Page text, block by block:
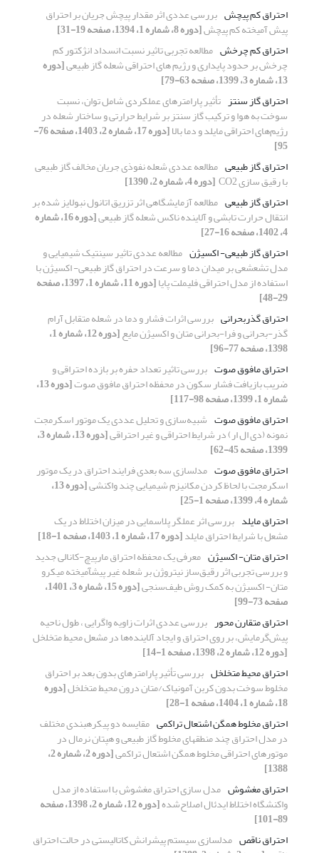
احتراق کم ­پیچش بررسی عددی اثر مقدار پیچش جریان بر احتراق
پیش ­آمیخته کم ­پیچش[دوره 8، شماره 1، 1394، صفحه 19-31]
احتراق کم چرخش مطالعه تجربی تاثیر نسبت انسداد انژکتور کم
چرخش بر حدود پایداری و رژیم های احتراقی شعله گاز طبیعی[دوره
13، شماره 3، 1399، صفحه 63-79]
احتراق گاز سنتز تأثیر پارامترهای عملکردی شامل توان، نسبت
سوخت به هوا و ترکیب گاز سنتز بر شرایط حرارتی و ساختار شعله در
رژیم‌های احتراقی مایلد و دما بالا [دوره 17، شماره 2، 1403، صفحه 76-
95]
احتراق گاز طبیعی مطالعه­ عددی شعله­ نفوذی جریان مخالف گاز طبیعی
با رقیق­­ سازی CO2
[دوره 4، شماره 2، 1390]
احتراق گاز طبیعی مطالعه آزمایشگاهی اثر تزریق اتانول نبولایز شده بر
انتقال حرارت تابشی و آلاینده ناکس شعله گاز طبیعی [دوره 16، شماره
4، 1402، صفحه 16-27]
احتراق گاز طبیعی- اکسیژن مطالعه عددی تاثیر سینتیک شیمیایی و
مدل تشعشعی بر میدان دما و سرعت در احتراق گاز طبیعی- اکسیژن با
استفاده از مدل احتراقی فلیملت پایا [دوره 11، شماره 1، 1397، صفحه
29-48]
احتراق گذربحرانی بررسی اثرات فشار و دما در شعله متقابل آرام
گذر-بحرانی و فرا-بحرانی متان و اکسیژن مایع [دوره 12، شماره 1،
1398، صفحه 77-96]
احتراق مافوق صوت بررسی تاثیر تعداد حفره بر بازده احتراقی و
ضریب بازیافت فشار سکون در محفظه احتراق مافوق صوت [دوره 13،
شماره 1، 1399، صفحه 98-117]
احتراق مافوق صوت شبیه‌سازی و تحلیل عددی یک موتور اسکرمجت
نمونه (دی ال ار) در شرایط احتراقی و غیر احتراقی [دوره 13، شماره 3،
1399، صفحه 45-62]
احتراق مافوق صوت مدلسازی سه بعدی فرایند احتراق در یک موتور
اسکرمجت با لحاظ کردن مکانیزم شیمیایی چند واکنشی [دوره 13،
شماره 4، 1399، صفحه 1-25]
احتراق مایلد بررسی اثر عملگر پلاسمایی در میزان اختلاط در یک
مشعل با شرایط احتراق مایلد[دوره 17، شماره 1، 1403، صفحه 1-18]
احتراق متان- اکسیژن معرفی یک محفظه احتراق مارپیچ-کانالی جدید
و بررسی تجربی اثر رقیق‌ساز نیتروژن بر شعله غیر پیشآمیخته میکرو
متان- اکسیژن به کمک روش طیف‌سنجی [دوره 15، شماره 3، 1401،
صفحه 73-99]
احتراق متقارن محور بررسی عددی اثرات زاویه واگرایی ، طول ناحیه
پیش‌گرمایش، بر روی احتراق و ایجاد آلاینده‌ها در مشعل محیط متخلخل
[دوره 12، شماره 2، 1398، صفحه 1-14]
احتراق محیط متخلخل بررسی تأثیر پارامترهای بدون بعد بر احتراق
مخلوط سوخت بدون کربن آمونیاک/متان درون محیط متخلخل[دوره
18، شماره 1، 1404، صفحه 1-28]
احتراق مخلوط همگن اشتعال تراکمی مقایسه دو پیکرهبندی مختلف
در مدل احتراق چند منطقهای مخلوط گاز طبیعی و هپتان نرمال در
موتورهای احتراقی مخلوط همگن اشتعال تراکمی [دوره 2، شماره 2،
1388]
احتراق مغشوش مدل‏ سازی احتراق مغشوش با استفاده از مدل
واکنشگاه اختلاط ایدئال اصلاح‌شده [دوره 12، شماره 2، 1398، صفحه
89-101]
احتراق ناقص مدلسازی سیستم پیشرانش کاتالیستی در حالت احتراق